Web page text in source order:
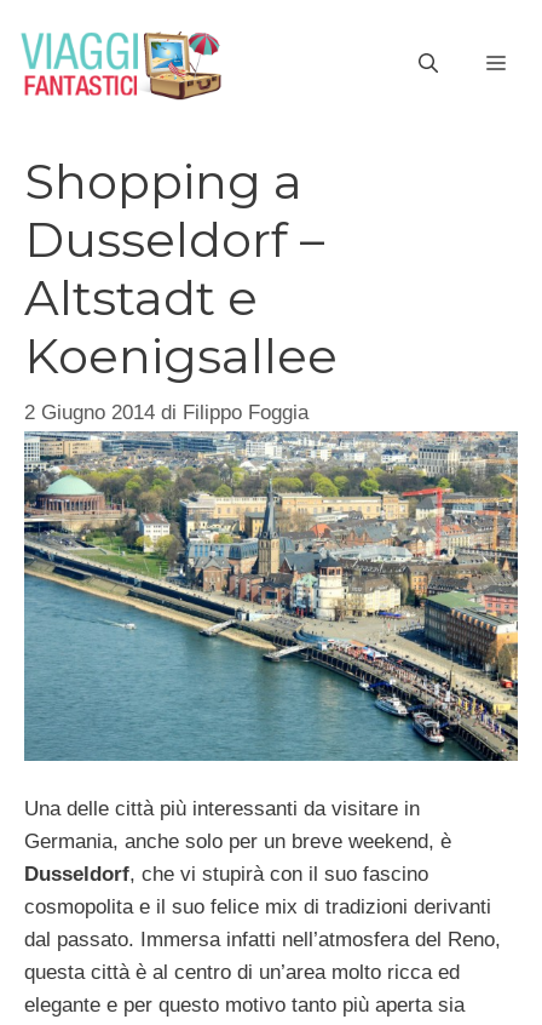
contenuto
Shopping a
Dusseldorf –
Altstadt e
Koenigsallee
2 Giugno 2014 di Filippo Foggia
Una delle città più interessanti da visitare in
Germania, anche solo per un breve weekend, è
Dusseldorf, che vi stupirà con il suo fascino
cosmopolita e il suo felice mix di tradizioni derivanti
dal passato. Immersa infatti nell’atmosfera del Reno,
questa città è al centro di un’area molto ricca ed
elegante e per questo motivo tanto più aperta sia